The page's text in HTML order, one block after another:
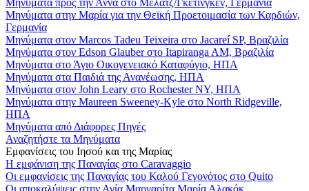
Μηνύματα στην Μαρία για την Θεϊκή Προετοιμασία των Καρδιών,
Γερμανία
Μηνύματα στον Marcos Tadeu Teixeira στο Jacareí SP, Βραζιλία
Μηνύματα στον Edson Glauber στο Itapiranga AM, Βραζιλία
Μηνύματα στο Άγιο Οικογενειακό Καταφύγιο, ΗΠΑ
Μηνύματα στα Παιδιά της Ανανέωσης, ΗΠΑ
Μηνύματα στον John Leary στο Rochester NY, ΗΠΑ
Μηνύματα στην Maureen Sweeney-Kyle στο North Ridgeville,
ΗΠΑ
Μηνύματα από Διάφορες Πηγές
Αναζητήστε τα Μηνύματα
Εμφανίσεις του Ιησού και της Μαρίας
Η εμφάνιση της Παναγίας στο Caravaggio
Οι εμφανίσεις της Παναγίας του Καλού Γεγονότος στο Quito
Οι αποκαλύψεις στην Αγία Μαργαρίτα Μαρία Αλακόκ